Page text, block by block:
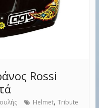
Rossi
Helmet, Tribute